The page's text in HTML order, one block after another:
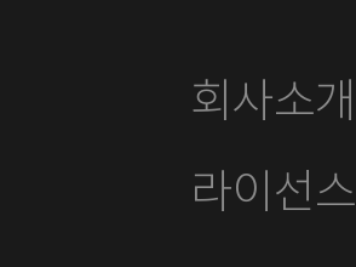
회사소개
라이선스